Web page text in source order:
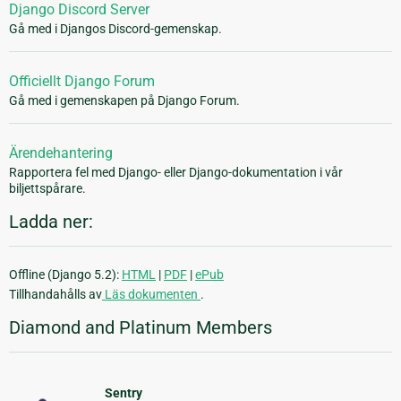
Django Discord Server
Gå med i Djangos Discord-gemenskap.
Officiellt Django Forum
Gå med i gemenskapen på Django Forum.
Ärendehantering
Rapportera fel med Django- eller Django-dokumentation i vår
biljettspårare.
Ladda ner:
Offline (Django 5.2): HTML | PDF |ePub
Tillhandahålls av Läs dokumenten .
Diamond and Platinum Members
Sentry